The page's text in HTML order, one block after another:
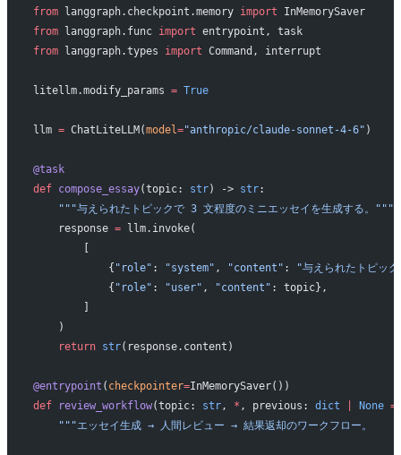
from langgraph.checkpoint.memory import InMemorySaver
from langgraph.func import entrypoint, task
from langgraph.types import Command, interrupt
litellm.modify_params = True
llm = ChatLiteLLM(model="anthropic/claude-sonnet-4-6" )
@task
def compose_essay(topic: str) -> str:
    """与えられたトピックで 3 文程度のミニエッセイを生成する。"""
    response
= llm.invoke(
            {
"role" : "system" , "content" :
"与えられたトピッ
            {
"role" : "user" , "content" : topic},
    )
    return
str(response.content)
@entrypoint ( checkpointer=InMemorySaver())
def review_workflow(topic: str, * , previous: dict None =
    """エッセイ生成 → 人間レビュー → 結果返却のワークフロー。